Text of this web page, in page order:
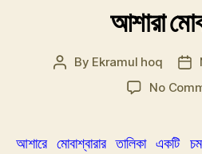
আশারা
Post
By Ekramul hoq
No
আশারে মোবাশ্বারার তালিকা একটি